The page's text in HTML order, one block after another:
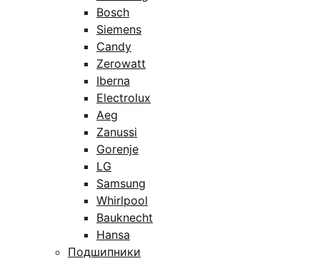
Bosch
Siemens
Candy
Zerowatt
Iberna
Electrolux
Aeg
Zanussi
Gorenje
LG
Samsung
Whirlpool
Bauknecht
Hansa
Подшипники